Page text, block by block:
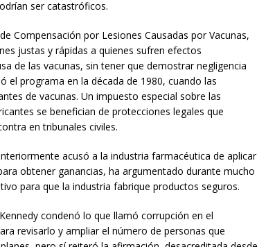
ser catastróficos.
Compensación por Lesiones Causadas por Vacunas,
justas y rápidas a quienes sufren efectos
de las vacunas, sin tener que demostrar negligencia
el programa en la década de 1980, cuando las
de vacunas. Un impuesto especial sobre las
se benefician de protecciones legales que
en tribunales civiles.
acusó a la industria farmacéutica de aplicar
obtener ganancias, ha argumentado durante mucho
para que la industria fabrique productos seguros.
condenó lo que llamó corrupción en el
revisarlo y ampliar el número de personas que